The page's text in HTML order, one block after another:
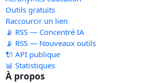
Outils gratuits
Raccourcir un lien
📡 RSS — Concentré IA
📡 RSS — Nouveaux outils
🔌 API publique
📊 Statistiques
À propos